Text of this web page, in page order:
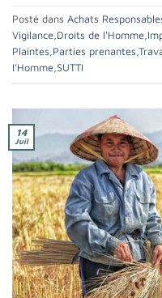
Posté dans Achats
Vigilance Droits de l'Homme
Plaintes Parties prenantes
l’Homme SUTTI
14
Juil